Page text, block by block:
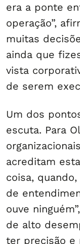
era a ponte
operação”,
muitas
ainda que
vista
de serem
Um dos
escuta. Para
acreditam
coisa,
de
ouve
de alto
ter precisão e